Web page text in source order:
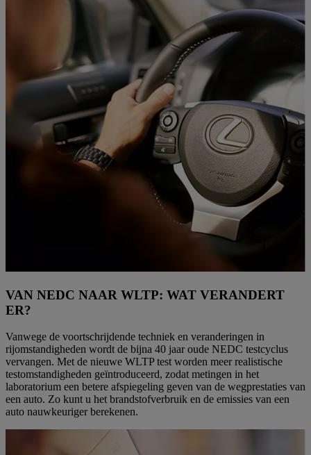
VAN NEDC NAAR WLTP: WAT VERANDERT
ER?
Vanwege de voortschrijdende techniek en veranderingen in
rijomstandigheden wordt de bijna 40 jaar oude NEDC testcyclus
vervangen. Met de nieuwe WLTP test worden meer realistische
testomstandigheden geïntroduceerd, zodat metingen in het
laboratorium een betere afspiegeling geven van de wegprestaties van
een auto. Zo kunt u het brandstofverbruik en de emissies van een
auto nauwkeuriger berekenen.